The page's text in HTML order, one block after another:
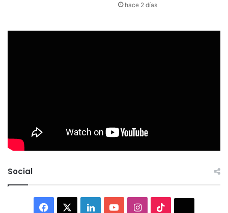
hace 2 días
Social
Facebook LinkedInYouTubeInstagram